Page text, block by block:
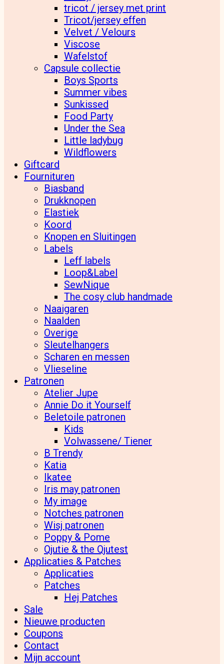
tricot / jersey met print
Tricot/jersey effen
Velvet / Velours
Viscose
Wafelstof
Capsule collectie
Boys Sports
Summer vibes
Sunkissed
Food Party
Under the Sea
Little ladybug
Wildflowers
Giftcard
Fournituren
Biasband
Drukknopen
Elastiek
Koord
Knopen en Sluitingen
Labels
Leff labels
Loop&Label
SewNique
The cosy club handmade
Naaigaren
Naalden
Overige
Sleutelhangers
Scharen en messen
Vlieseline
Patronen
Atelier Jupe
Annie Do it Yourself
Beletoile patronen
Kids
Volwassene/ Tiener
B Trendy
Katia
Ikatee
Iris may patronen
My image
Notches patronen
Wisj patronen
Poppy & Pome
Qjutie & the Qjutest
Applicaties & Patches
Applicaties
Patches
Hej Patches
Sale
Nieuwe producten
Coupons
Contact
Mijn account